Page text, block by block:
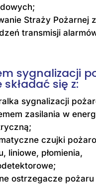
Straży Pożarnej
transmisji
sygnalizacji
składać się z:
sygnalizacji
zasilania w
czujki
liniowe, płomienia,
ostrzegacze pożaru